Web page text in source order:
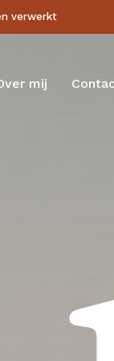
verwerkt
mij